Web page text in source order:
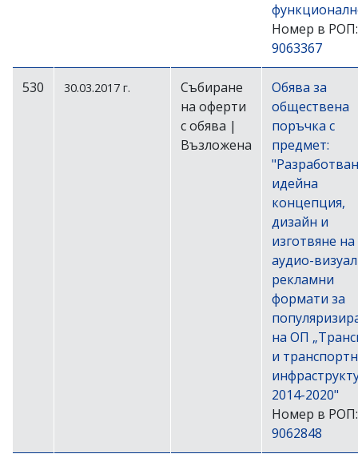
Номер в РОП:
9063367
530 30.03.2017 г.
Събиране
на оферти
с обява |
Възложена
Обява за
обществена
поръчка с
предмет:
идейна
концепция,
дизайн и
изготвяне на
аудио-
рекламни
формати за
на ОП
и
2014-2020"
Номер в РОП:
9062848